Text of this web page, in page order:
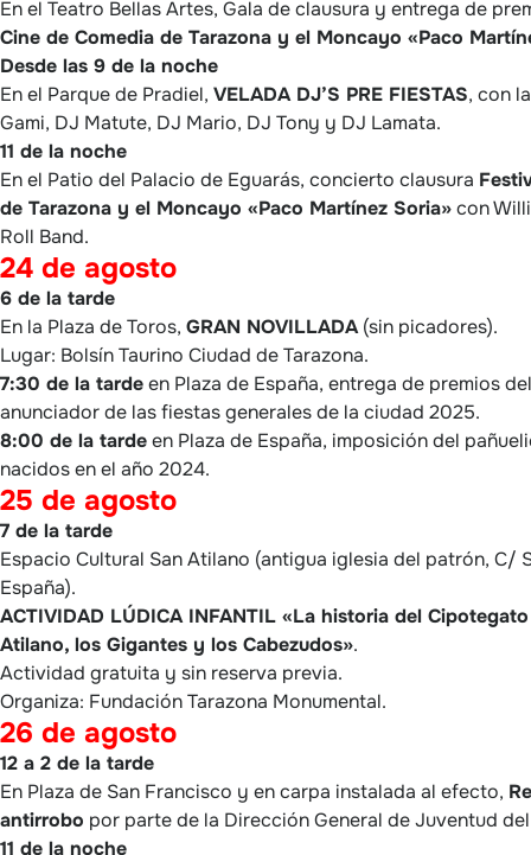
En el Teatro Bellas Artes, Gala de clausura y entrega de
Cine de Comedia de Tarazona y el Moncayo «Paco
Desde las 9 de la noche
En el Parque de Pradiel, VELADA DJ’S PRE FIESTAS, con
Gami, DJ Matute, DJ Mario, DJ Tony y DJ Lamata.
11 de la noche
En el Patio del Palacio de Eguarás, concierto clausura
de Tarazona y el Moncayo «Paco Martínez Soria»con
Roll Band.
24 de agosto
6 de la tarde
En la Plaza de Toros, GRAN NOVILLADA(sin picadores).
Lugar: Bolsín Taurino Ciudad de Tarazona.
7:30 de la tardeen Plaza de España, entrega de premios
anunciador de las fiestas generales de la ciudad 2025.
8:00 de la tardeen Plaza de España, imposición del
nacidos en el año 2024.
25 de agosto
7 de la tarde
Espacio Cultural San Atilano (antigua iglesia del patrón, C/
España).
ACTIVIDAD LÚDICA INFANTIL «La historia del
Atilano, los Gigantes y los Cabezudos».
Actividad gratuita y sin reserva previa.
Organiza: Fundación Tarazona Monumental.
26 de agosto
12 a 2 de la tarde
En Plaza de San Francisco y en carpa instalada al efecto,
antirrobo por parte de la Dirección General de Juventud
11 de la noche